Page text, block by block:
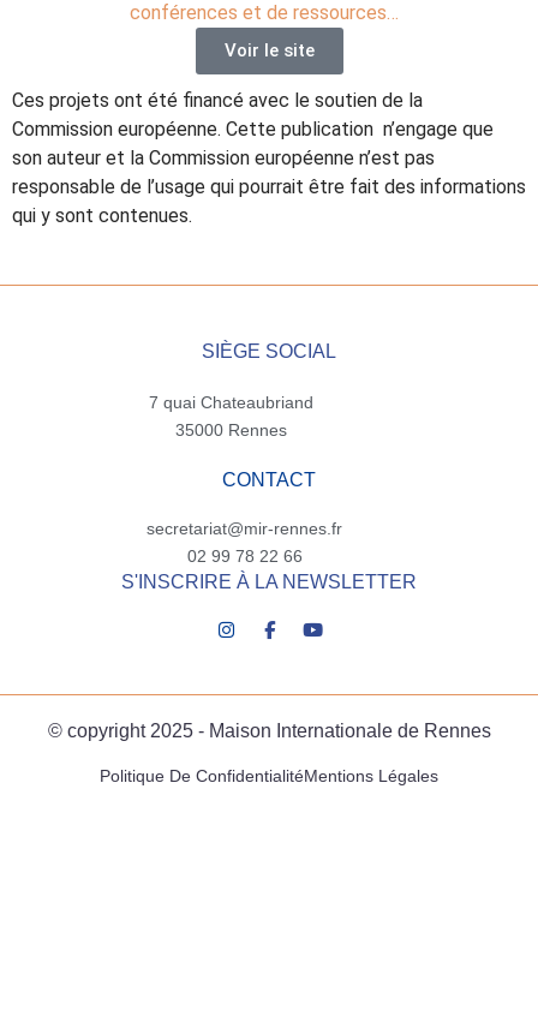
conférences et de ressources…
Voir le site
Ces projets ont été financé avec le soutien de la
Commission européenne. Cette publication n’engage que
son auteur et la Commission européenne n’est pas
responsable de l’usage qui pourrait être fait des informations
qui y sont contenues.
SIÈGE SOCIAL
7 quai Chateaubriand
35000 Rennes
CONTACT
secretariat@mir-rennes.fr
02 99 78 22 66
S'INSCRIRE À LA NEWSLETTER
© copyright 2025 - Maison Internationale de Rennes
Politique De ConfidentialitéMentions Légales